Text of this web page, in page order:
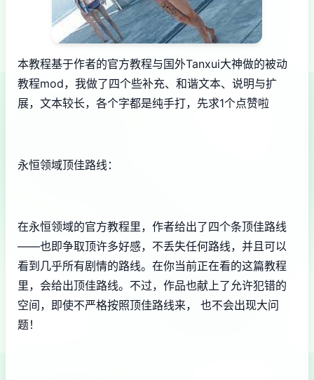
本教程基于作者的官方教程与国外Tanxui大神做的被动
教程mod，我做了四个些补充、和谐文本、说明与扩
展，文本较长，各个字都是纯手打，先求1个点赞啦
永恒领域顶佳路线：
在永恒领域的官方教程里，作者给出了四个条顶佳路线
——也即争取顶许多好感，不丢失任何路线，并且可以
看到几乎所有剧情的路线。在你当前正在看的这篇教程
里，会给出顶佳路线。不过，作品也献上了允许犯错的
空间，即使不严格按照顶佳路线来， 也不会出现大问
题！